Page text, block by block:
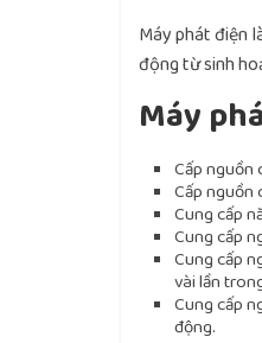
Máy phát điện
động từ sinh
Máy
Cấp nguồn
Cấp
Cung cấp
Cung cấp
Cung cấp
vài lần
Cung cấp
động.